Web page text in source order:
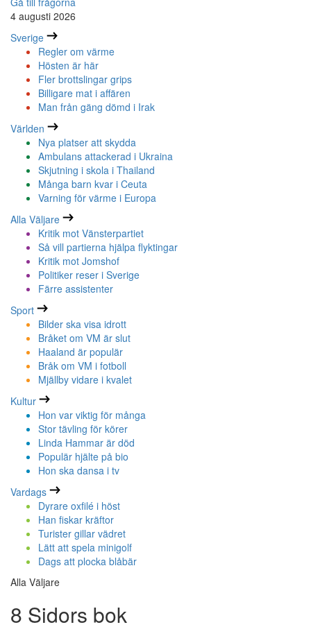
4 augusti 2026
Sverige
Regler om värme
Hösten är här
Fler brottslingar grips
Billigare mat i affären
Man från gäng dömd i Irak
Världen
Nya platser att skydda
Ambulans attackerad i Ukraina
Skjutning i skola i Thailand
Många barn kvar i Ceuta
Varning för värme i Europa
Alla Väljare
Kritik mot Vänsterpartiet
Så vill partierna hjälpa flyktingar
Kritik mot Jomshof
Politiker reser i Sverige
Färre assistenter
Sport
Bilder ska visa idrott
Bråket om VM är slut
Haaland är populär
Bråk om VM i fotboll
Mjällby vidare i kvalet
Kultur
Hon var viktig för många
Stor tävling för körer
Linda Hammar är död
Populär hjälte på bio
Hon ska dansa i tv
Vardags
Dyrare oxfilé i höst
Han fiskar kräftor
Turister gillar vädret
Lätt att spela minigolf
Dags att plocka blåbär
Alla Väljare
8 Sidors bok